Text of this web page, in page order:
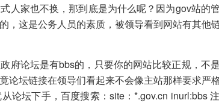
人家也不换，那到底是为什么呢？因为gov站的
，这是公务人员的素质，被领导看到网站有其他
府论坛是有bbs的，只要你的网站比较正规，不
论坛链接在领导们看起来不会像主站那样要求严
论坛下手，百度搜索：site：*.gov.cn inurl:bbs